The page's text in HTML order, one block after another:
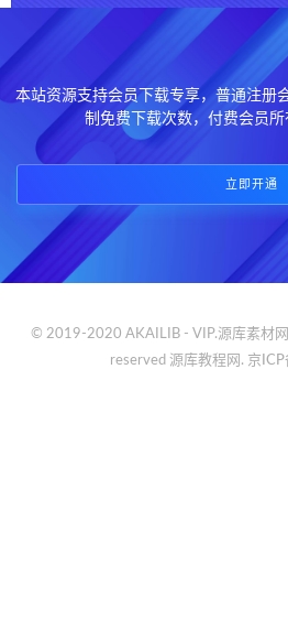
本站资源支持会员下载专享，普通注册
制免费下载次数，付费会员
立即开通
© 2019-2020 AKAILIB - VIP.源库素材
reserved 源库教程网. 京